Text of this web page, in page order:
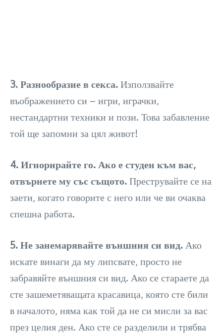
3. Разнообразие в секса.Използвайте
въображението си – игри, играчки,
нестандартни техники и пози. Това забавление
той ще запомни за цял живот!
4. Игнорирайте го. Ако е студен към вас,
отвърнете му със същото.Преструвайте се на
заети, когато говорите с него или че ви очаква
спешна работа.
5. Не занемарявайте външния си вид. Ако
искате винаги да му липсвате, просто не
забравяйте външния си вид. Ако се стараете да
сте зашеметяващата красавица, която сте били
в началото, няма как той да не си мисли за вас
през целия ден. Ако сте се разделили и трябва